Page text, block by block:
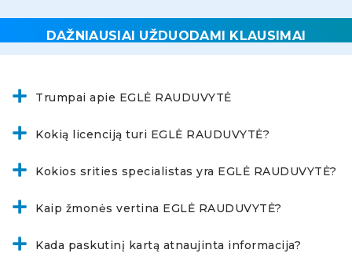
DAŽNIAUSIAI UŽDUODAMI KLAUSIMAI
Trumpai apie EGLĖ RAUDUVYTĖ
Kokią licenciją turi EGLĖ RAUDUVYTĖ?
Kokios srities specialistas yra EGLĖ RAUDUVYTĖ?
Kaip žmonės vertina EGLĖ RAUDUVYTĖ?
Kada paskutinį kartą atnaujinta informacija?